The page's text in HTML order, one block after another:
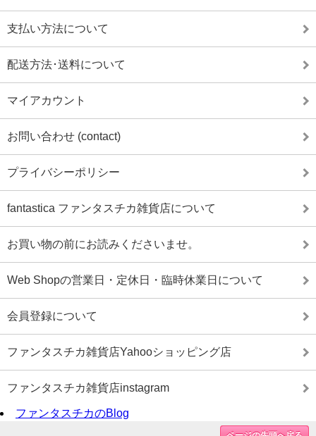
支払い方法について
配送方法･送料について
マイアカウント
お問い合わせ (contact)
プライバシーポリシー
fantastica ファンタスチカ雑貨店について
お買い物の前にお読みくださいませ。
Web Shopの営業日・定休日・臨時休業日について
会員登録について
ファンタスチカ雑貨店Yahooショッピング店
ファンタスチカ雑貨店instagram
ファンタスチカのBlog